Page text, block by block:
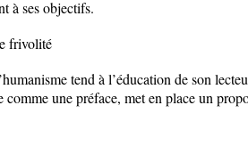
à ses objectifs.
frivolité
tend à l’éducation de son
une préface, met en place un